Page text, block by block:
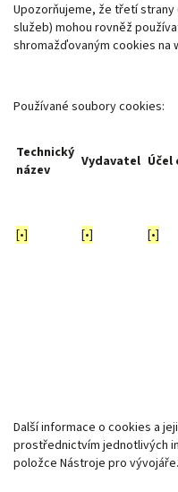
Upozorňujeme, že třetí
služeb) mohou rovněž
shromažďovaným cookies na
Používané soubory cookies:
Technický
název
Vydavatel Účel
[•] [•] [•]
Další informace o cookies a
prostřednictvím jednotlivých
položce Nástroje pro vývojáře.